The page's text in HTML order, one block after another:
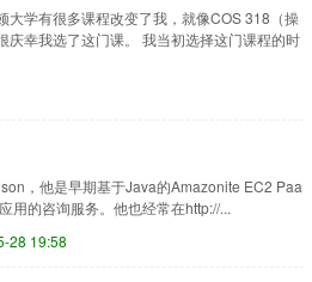
学有很多课程改变了我，就像COS 318（操
幸我选了这门课。 我当初选择这门课程的时
，他是早期基于Java的Amazonite EC2 Paa
用的咨询服务。他也经常在http://...
28 19:58